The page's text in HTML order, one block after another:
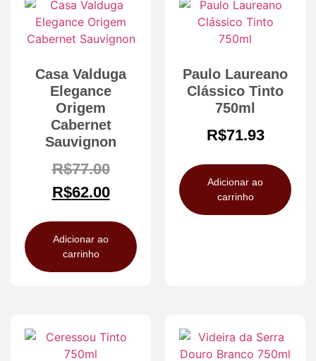
Casa Valduga
Elegance
Origem
Cabernet
Sauvignon
R$77.00
R$62.00
Adicionar ao
carrinho
Paulo Laureano
Clássico Tinto
750ml
R$71.93
Adicionar ao
carrinho